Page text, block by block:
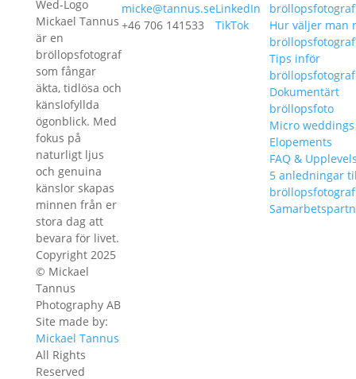
Mickael Tannus
är en
bröllopsfotograf
som fångar
äkta, tidlösa och
känslofyllda
ögonblick. Med
fokus på
naturligt ljus
och genuina
känslor skapas
minnen från er
stora dag att
bevara för livet.
Copyright 2025
© Mickael
Tannus
Photography AB
Site made by:
Mickael Tannus
All Rights
Reserved
micke@tannus.se
+46 706 141533
LinkedIn
TikTok
Hur väljer man
Tips inför
Dokumentärt
bröllopsfoto
Micro
Elopements
FAQ &
5 anledningar
bröllopsfotograf